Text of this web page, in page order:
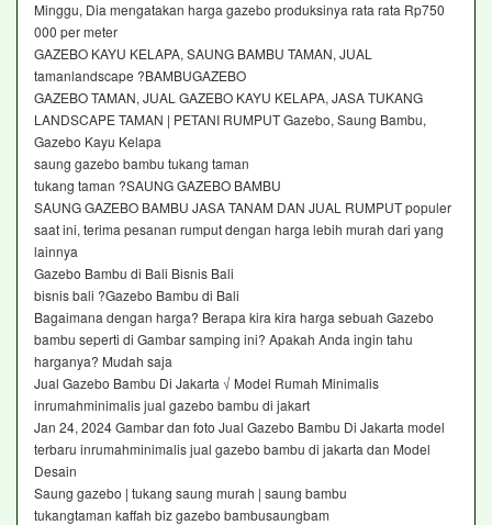
Minggu, Dia mengatakan harga gazebo produksinya rata rata Rp750
000 per meter
GAZEBO KAYU KELAPA, SAUNG BAMBU TAMAN, JUAL
tamanlandscape ?BAMBUGAZEBO
GAZEBO TAMAN, JUAL GAZEBO KAYU KELAPA, JASA TUKANG
LANDSCAPE TAMAN | PETANI RUMPUT Gazebo, Saung Bambu,
Gazebo Kayu Kelapa
saung gazebo bambu tukang taman
tukang taman ?SAUNG GAZEBO BAMBU
SAUNG GAZEBO BAMBU JASA TANAM DAN JUAL RUMPUT populer
saat ini, terima pesanan rumput dengan harga lebih murah dari yang
lainnya
Gazebo Bambu di Bali Bisnis Bali
bisnis bali ?Gazebo Bambu di Bali
Bagaimana dengan harga? Berapa kira kira harga sebuah Gazebo
bambu seperti di Gambar samping ini? Apakah Anda ingin tahu
harganya? Mudah saja
Jual Gazebo Bambu Di Jakarta √ Model Rumah Minimalis
inrumahminimalis jual gazebo bambu di jakart
Jan 24, 2024 Gambar dan foto Jual Gazebo Bambu Di Jakarta model
terbaru inrumahminimalis jual gazebo bambu di jakarta dan Model
Desain
Saung gazebo | tukang saung murah | saung bambu
tukangtaman kaffah biz gazebo bambusaungbam